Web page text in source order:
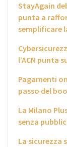
StayAgain
punta a
semplificare
l’ACN punta
Pagamenti
passo del
La Milano
senza
La sicurezza